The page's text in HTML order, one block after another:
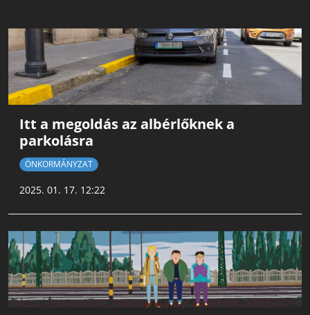
Itt a megoldás az albérlőknek a
parkolásra
ÖNKORMÁNYZAT
2025. 01. 17. 12:22